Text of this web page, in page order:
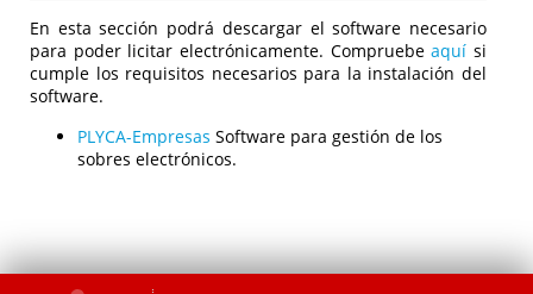
En esta sección podrá descargar el software necesario
para poder licitar electrónicamente. Compruebeaquí si
cumple los requisitos necesarios para la instalación del
software.
PLYCA-Empresas Software para gestión de los
sobres electrónicos.